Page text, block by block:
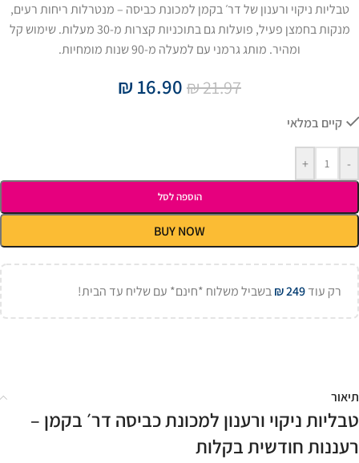
טבליות ניקוי ורענון של דר׳ בקמן למכונת כביסה – מנטרלות ריחות רעים,
מנקות בחמצן פעיל, פועלות גם בתוכניות קצרות מ-30 מעלות. שימוש קל
ומהיר. מותג גרמני עם למעלה מ-90 שנות מומחיות.
₪21.97
₪ 16.90
קיים במלאי
-
+
הוספה לסל
BUY NOW
רק עוד ₪249 בשביל משלוח *חינם* עם שליח עד הבית!
תיאור
טבליות ניקוי ורענון למכונת כביסה דר׳ בקמן –
רעננות חודשית בקלות